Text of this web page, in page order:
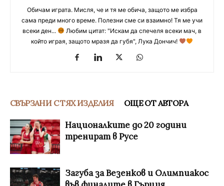
Обичам играта. Мисля, че и тя ме обича, защото ме избра
сама преди много време. Полезни сме си взаимно! Тя ме учи
всеки ден...
Любим цитат: "Искам да спечеля всеки мач, в
който играя, защото мразя да губя", Лука Дончич!
СВЪРЗАНИ С ТЯХ ИЗДЕЛИЯ ОЩЕ ОТ АВТОРА
Националките до 20 години
тренират в Русе
Загуба за Везенков и Олимпиакос